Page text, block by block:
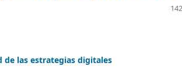
de las estrategias digitales